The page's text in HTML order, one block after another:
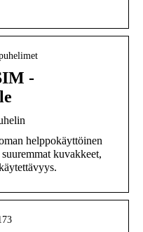
-
helppokäyttöinen
kuvakkeet,